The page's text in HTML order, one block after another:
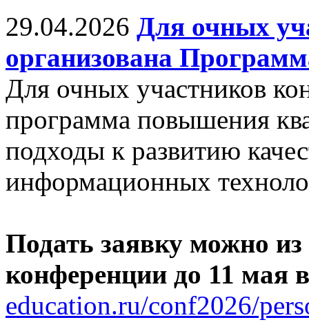
29.04.2026 Для очных
организована
Для очных участников
программа повышения
подходы к развитию
информационных
Подать заявку можно
конференции до 11 мая
education.ru/conf2026/